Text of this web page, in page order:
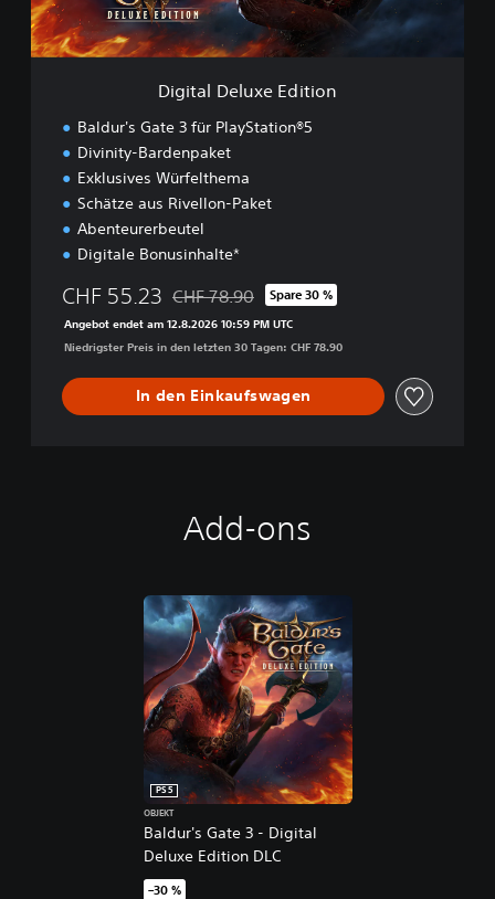
l
u
x
Digital Deluxe Edition
Baldur's Gate 3 für PlayStation®5
Divinity-Bardenpaket
Exklusives Würfelthema
Schätze aus Rivellon-Paket
Abenteurerbeutel
Digitale Bonusinhalte*
CHF 55.23 Preisnachlass gegenüber dem Originalpreis
CHF 78.90 Spare 30 %
Angebot endet am 12.8.2026 10:59 PM UTC
Niedrigster Preis in den letzten 30 Tagen: CHF 78.90
In den Einkaufswagen
Add-ons
Baldur's Gate 3 - Digital
Deluxe Edition DLC
PS5
OBJEKT
–30 %